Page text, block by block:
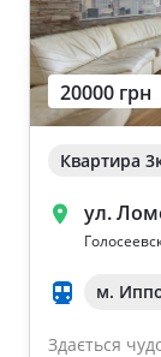
20000 грн
Квартира
ул.
м.
Здається